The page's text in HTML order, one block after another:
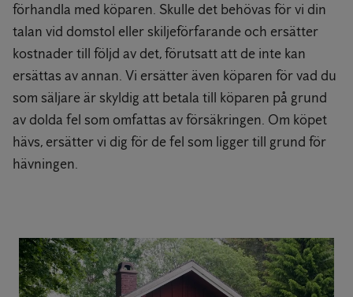
förhandla med köparen. Skulle det behövas för vi din
talan vid domstol eller skiljeförfarande och ersätter
kostnader till följd av det, förutsatt att de inte kan
ersättas av annan. Vi ersätter även köparen för vad du
som säljare är skyldig att betala till köparen på grund
av dolda fel som omfattas av försäkringen. Om köpet
hävs, ersätter vi dig för de fel som ligger till grund för
hävningen.